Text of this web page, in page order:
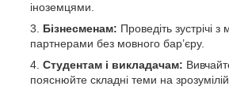
іноземцями.
Бізнесменам: Проведіть зустрічі
партнерами без мовного бар’єру.
Студентам і викладачам:
пояснюйте складні теми на